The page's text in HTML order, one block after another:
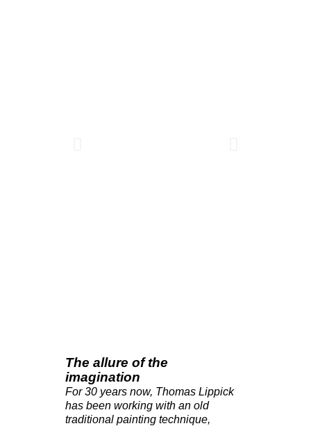
The allure of the
imagination
For 30 years now, Thomas Lippick
has been working with an old
traditional painting technique,